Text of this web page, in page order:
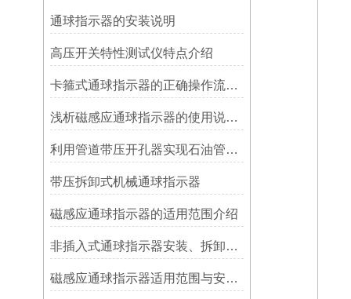
​通球指示器的安装说明
高压开关特性测试仪特点介绍
卡箍式通球指示器的正确操作流程介绍
浅析磁感应通球指示器的使用说明及特点
利用管道带压开孔器实现石油管道通过指示器的在线维修
带压拆卸式机械通球指示器
磁感应通球指示器的适用范围介绍
非插入式通球指示器安装、拆卸灵活方便
磁感应通球指示器适用范围与安装方法